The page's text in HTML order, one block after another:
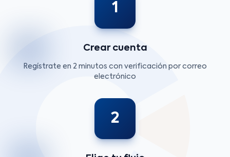
1
Crear cuenta
Regístrate en 2 minutos con verificación por correo
electrónico
2